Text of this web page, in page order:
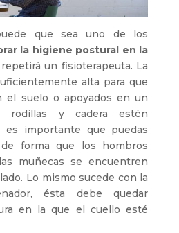
que sea uno de los
la higiene postural en la
un fisioterapeuta. La
alta para que
el suelo o apoyados en un
rodillas y cadera estén
es importante que puedas
forma que los hombros
muñecas se encuentren
Lo mismo sucede con la
ésta debe quedar
en la que el cuello esté